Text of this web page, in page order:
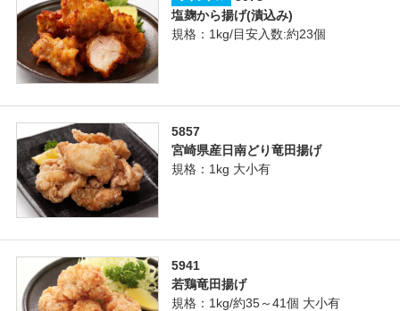
塩麹から揚げ(漬込み)
規格：1kg/目安入数:約23個
5857
宮崎県産日南どり竜田揚げ
規格：1kg 大小有
5941
若鶏竜田揚げ
規格：1kg/約35～41個 大小有